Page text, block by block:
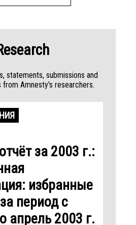
statements, submissions and
Amnesty's researchers.
за 2003 г.:
избранные
период с
апрель 2003 г.